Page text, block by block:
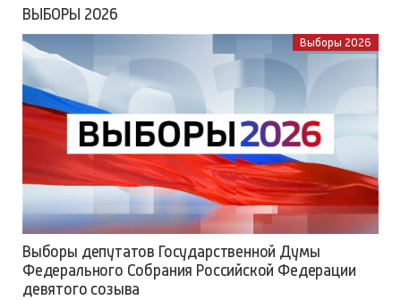
ВЫБОРЫ 2026
Выборы 2026
Выборы депутатов Государственной Думы
Федерального Собрания Российской Федерации
девятого созыва